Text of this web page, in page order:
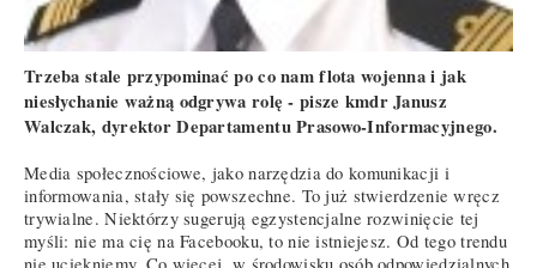
Trzeba stale przypominać po co nam flota wojenna i jak
niesłychanie ważną odgrywa rolę - pisze kmdr Janusz
Walczak, dyrektor Departamentu Prasowo-Informacyjnego.
Media społecznościowe, jako narzędzia do komunikacji i
informowania, stały się powszechne. To już stwierdzenie wręcz
trywialne. Niektórzy sugerują egzystencjalne rozwinięcie tej
myśli: nie ma cię na Facebooku, to nie istniejesz. Od tego trendu
nie uciekniemy. Co więcej, w środowisku osób odpowiedzialnych